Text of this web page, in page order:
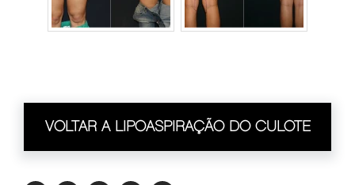
VOLTAR A LIPOASPIRAÇÃO DO CULOTE